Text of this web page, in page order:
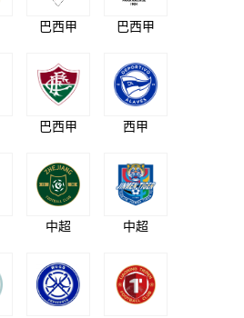
巴西甲 巴西甲
巴西甲 西甲
中超 中超